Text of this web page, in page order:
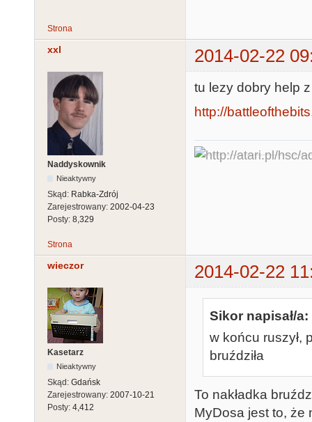
Strona
xxl 2014-02-22
Naddyskownik
Nieaktywny
Skąd: Rabka-Zdrój
Zarejestrowany: 2002-04-23
Posty: 8,329
tu lezy dobry help
http://
Strona
wieczor 2014-02-22
Kasetarz
Nieaktywny
Skąd: Gdańsk
Zarejestrowany: 2007-10-21
Posty: 4,412
Sikor napisał/a:
w końcu ruszył,
bruździła
To nakładka
MyDosa jest to, że